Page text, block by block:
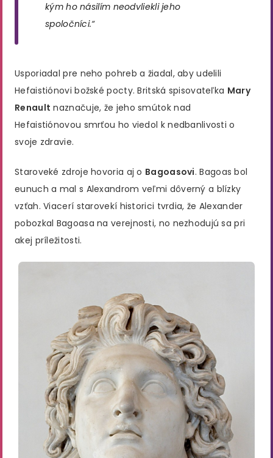
kým ho násilím neodvliekli jeho
spoločníci.“
Usporiadal pre neho pohreb a žiadal, aby udelili
Hefaistiónovi božské pocty. Britská spisovateľka Mary
Renault naznačuje, že jeho smútok nad
Hefaistiónovou smrťou ho viedol k nedbanlivosti o
svoje zdravie.
Staroveké zdroje hovoria aj o Bagoasovi. Bagoas bol
eunuch a mal s Alexandrom veľmi dôverný a blízky
vzťah. Viacerí starovekí historici tvrdia, že Alexander
pobozkal Bagoasa na verejnosti, no nezhodujú sa pri
akej príležitosti.